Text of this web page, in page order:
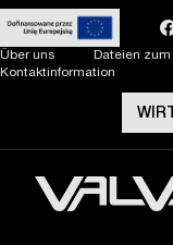
Über uns Dateien
Kontaktinformation